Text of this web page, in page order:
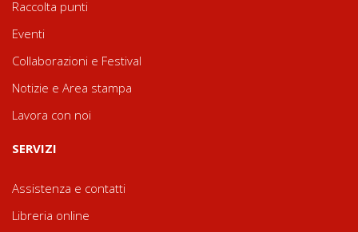
Raccolta punti
Eventi
Collaborazioni e Festival
Notizie e Area stampa
Lavora con noi
SERVIZI
Assistenza e contatti
Libreria online